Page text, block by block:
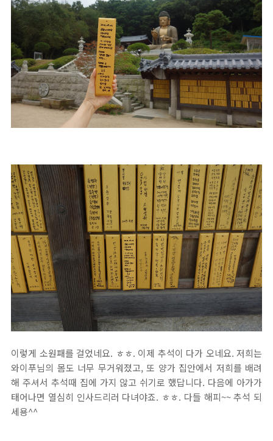
이렇게 소원패를 걸었네요. ㅎㅎ. 이제 추석이 다가 오네요. 저희는
와이푸님의 몸도 너무 무거워졌고, 또 양가 집안에서 저희를 배려
해 주셔서 추석때 집에 가지 않고 쉬기로 했답니다. 다음에 아가가
태어나면 열심히 인사드리러 다녀야죠. ㅎㅎ. 다들 해피~~ 추석 되
세용^^